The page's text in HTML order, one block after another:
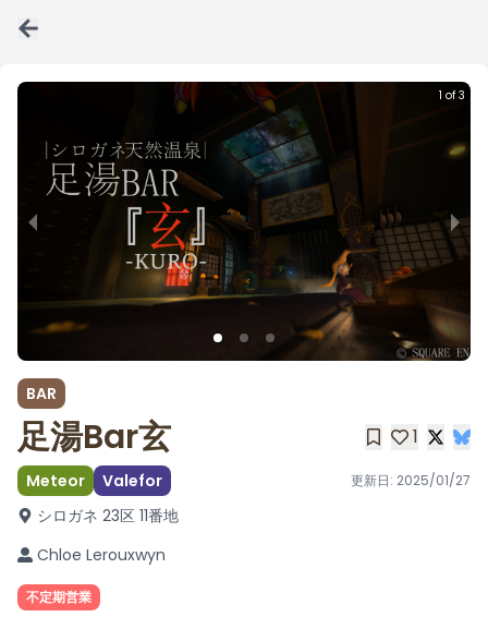
1 of 3
BAR
足湯Bar玄 1
Meteor Valefor 更新日: 2025/01/27
シロガネ 23区 11番地
Chloe Lerouxwyn
不定期営業